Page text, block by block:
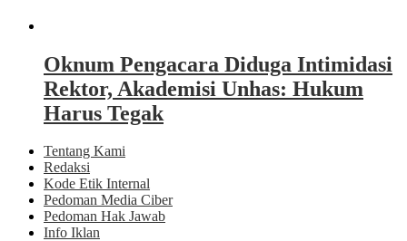
Oknum Pengacara Diduga Intimidasi
Rektor, Akademisi Unhas: Hukum
Harus Tegak
Tentang Kami
Redaksi
Kode Etik Internal
Pedoman Media Ciber
Pedoman Hak Jawab
Info Iklan